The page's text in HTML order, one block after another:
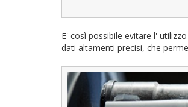
E' così possibile evitare l'
dati altamenti precisi, che